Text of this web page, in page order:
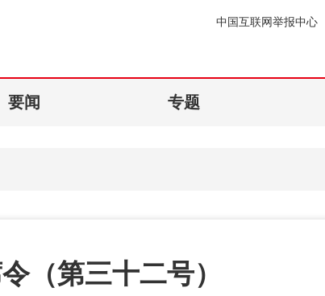
中国互联网举报中心
要闻 专题
（第三十二号）